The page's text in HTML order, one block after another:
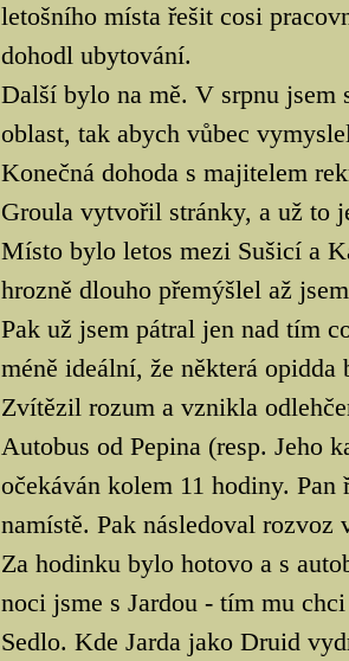
letošního místa řešit cosi
dohodl ubytování.
Další bylo na mě. V srpnu jsem
oblast, tak abych vůbec
Konečná dohoda s majitelem
Groula vytvořil stránky, a už to
Místo bylo letos mezi Sušicí a
hrozně dlouho přemýšlel až
Pak už jsem pátral jen nad tím
méně ideální, že některá
Zvítězil rozum a vznikla
Autobus od Pepina (resp. Jeho
očekáván kolem 11 hodiny.
namístě. Pak následoval
Za hodinku bylo hotovo a s
noci jsme s Jardou - tím mu
Sedlo. Kde Jarda jako Druid